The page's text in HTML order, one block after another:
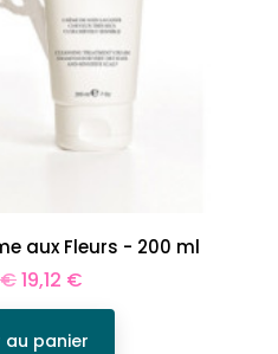
aux Fleurs - 200 ml
Prix
19,12 €
au panier